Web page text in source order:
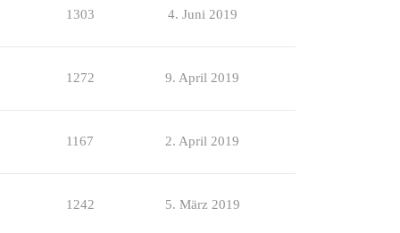
1303 4. Juni 2019
1272 9. April 2019
1167 2. April 2019
1242 5. März 2019